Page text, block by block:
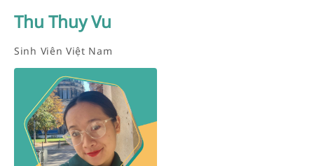
Thu Thuy Vu
Sinh Viên Việt Nam